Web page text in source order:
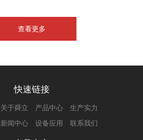
查看更多
快速链接
关于舜立 产品中心
生产实力
新闻中心 设备应用 联系我们